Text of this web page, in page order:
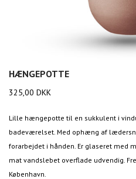
HÆNGEPOTTE
325,00 DKK
Lille hængepotte til en sukkulent i
badeværelset. Med ophæng af
forarbejdet i hånden. Er glaseret med
mat vandslebet overflade udvendig.
København.